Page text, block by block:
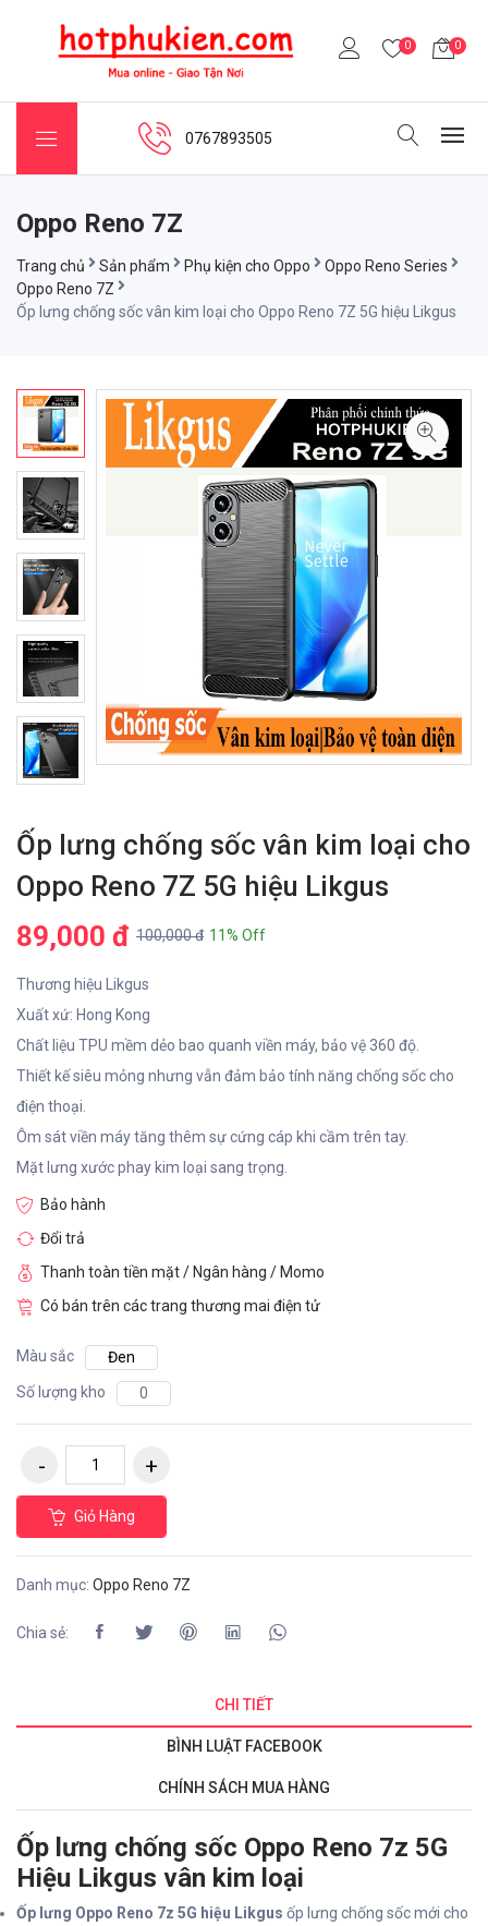
0 0
0767893505
Oppo Reno 7Z
Trang chủ Sản phẩm Phụ kiện cho Oppo
Oppo Reno Series
Oppo Reno 7Z
Ốp lưng chống sốc vân kim loại cho Oppo Reno 7Z 5G hiệu Likgus
Ốp lưng chống sốc vân kim loại cho
Oppo Reno 7Z 5G hiệu Likgus
89,000 đ 100,000 đ 11% Off
Thương hiệu Likgus
Xuất xứ: Hong Kong
Chất liệu TPU mềm dẻo bao quanh viền máy, bảo vệ 360 độ.
Thiết kế siêu mỏng nhưng vẫn đảm bảo tính năng chống sốc cho
điện thoại.
Ôm sát viền máy tăng thêm sự cứng cáp khi cầm trên tay.
Mặt lưng xước phay kim loại sang trọng.
Bảo hành
Đổi trả
Thanh toàn tiền mặt / Ngân hàng / Momo
Có bán trên các trang thương mai điện tử
Màu sắc
Đen
Số lượng kho
0
Giỏ Hàng
Danh mục: Oppo Reno 7Z
Chia sẻ:
CHI TIẾT
BÌNH LUẬT FACEBOOK
CHÍNH SÁCH MUA HÀNG
Ốp lưng chống sốc Oppo Reno 7z 5G
Hiệu Likgus vân kim loại
Ốp lưng Oppo Reno 7z 5G hiệu Likgus ốp lưng chống sốc mới cho